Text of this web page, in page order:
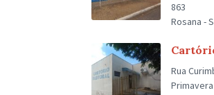
863
Rosana -
Rua
Primavera